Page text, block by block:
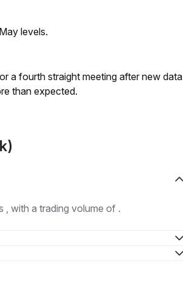
levels.
a fourth straight meeting after new data
than expected.
, with a trading volume of .